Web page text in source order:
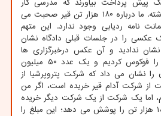
پیش پرداخت بیاورند که مدرسی کار
فروش قیرها را بر عهده داشته. ما درباره ۱۸۰ هزار تن قیر صحبت می
نامه ردیابی وجود ندارد. این متهم
عکسی را در جلسات قبلی دادگاه نشان
ندادید و آن عکس درخبرگزاری ها
انتشار یافته است، عکس را فوکوس کردیم و یک عدد ۵۰ میلیون
تومان را نشان می داد که شرکت پتروپرشیا از
شرکت آدام قیر خریده است، اگر من
اما یک شرکت از یک شرکت دیگر خریده
کرده است آیا هزار تن، ۱۸۰ هزار تن را پوشش می دهد؛ این مبلغ را